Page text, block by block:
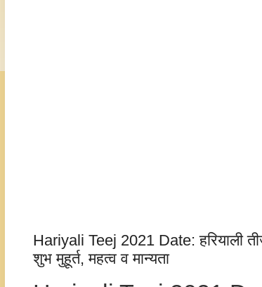
Hariyali Teej 2021 Date: हरियाली
शुभ मुहूर्त, महत्व व मान्यता